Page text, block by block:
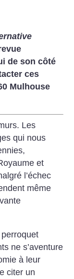
de son côté
ces
Mulhouse
Les
qui nous
et
l’échec
même
ne s’aventure
à leur
citer un